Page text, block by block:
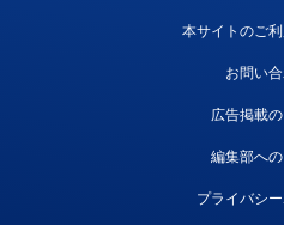
本サイトのご
お問い
広告掲載
編集部へ
プライバシ